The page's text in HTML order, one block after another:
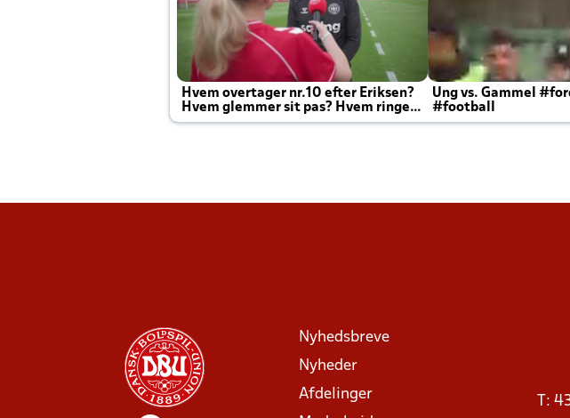
Hvem overtager nr.10 efter Eriksen?
Hvem glemmer sit pas? Hvem ringer
Joachim altid til efter kampe?
Ung vs. Gammel
#football
Nyhedsbreve
Nyheder
Afdelinger
T: